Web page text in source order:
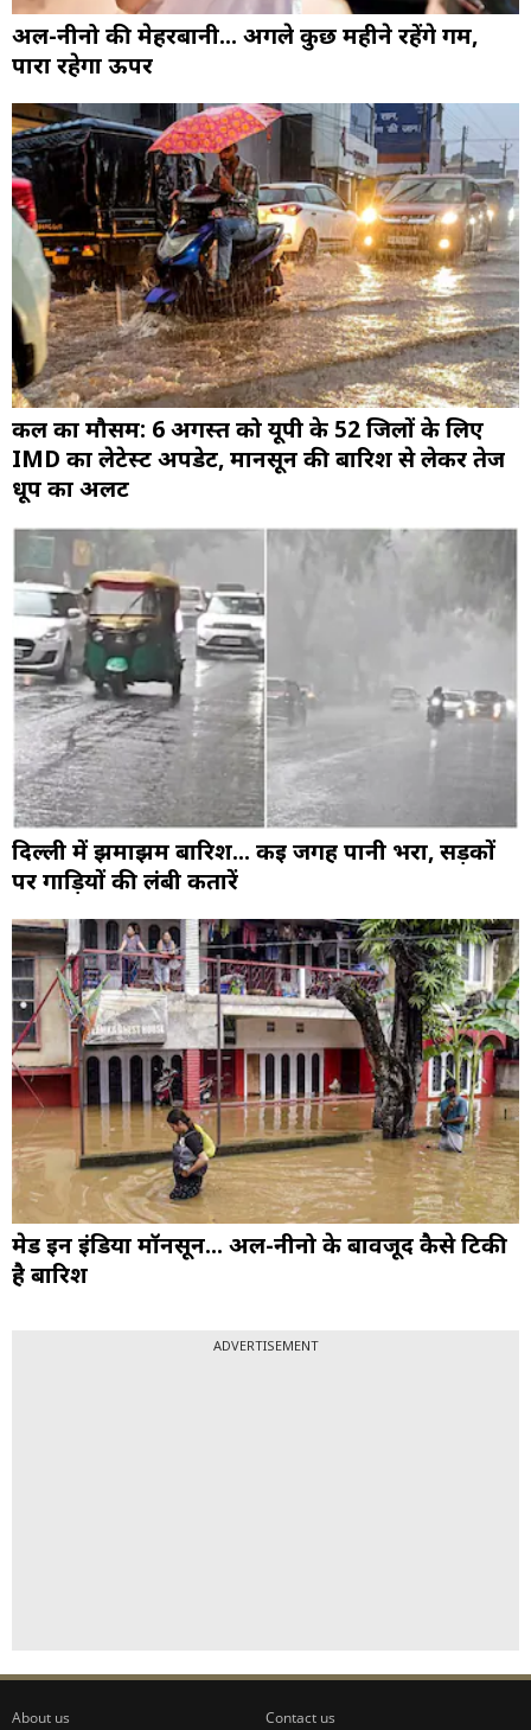
अल-नीनो की मेहरबानी... अगले कुछ महीने रहेंगे गर्म,
पारा रहेगा ऊपर
कल का मौसम: 6 अगस्त को यूपी के 52 जिलों के लिए
IMD का लेटेस्ट अपडेट, मानसून की बारिश से लेकर तेज
धूप का अलर्ट
दिल्ली में झमाझम बारिश... कई जगह पानी भरा, सड़कों
पर गाड़ियों की लंबी कतारें
मेड इन इंडिया मॉनसून... अल-नीनो के बावजूद कैसे टिकी
है बारिश
ADVERTISEMENT
About us Contact us